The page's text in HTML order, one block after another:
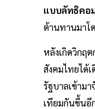
แบบลัทธิคอ
ต้านทานมาโ
หลังเกิดวิกฤ
สังคมไทยได้
รัฐบาลเข้าม
เทียมกันขึ้นอี